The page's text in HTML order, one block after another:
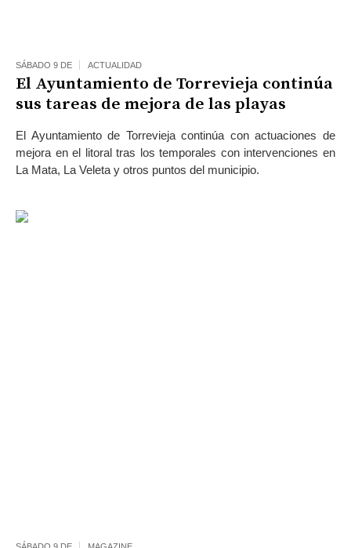
SÁBADO 9 DE ACTUALIDAD
El Ayuntamiento de Torrevieja continúa
sus tareas de mejora de las playas
El Ayuntamiento de Torrevieja continúa con actuaciones de
mejora en el litoral tras los temporales con intervenciones en
La Mata, La Veleta y otros puntos del municipio.